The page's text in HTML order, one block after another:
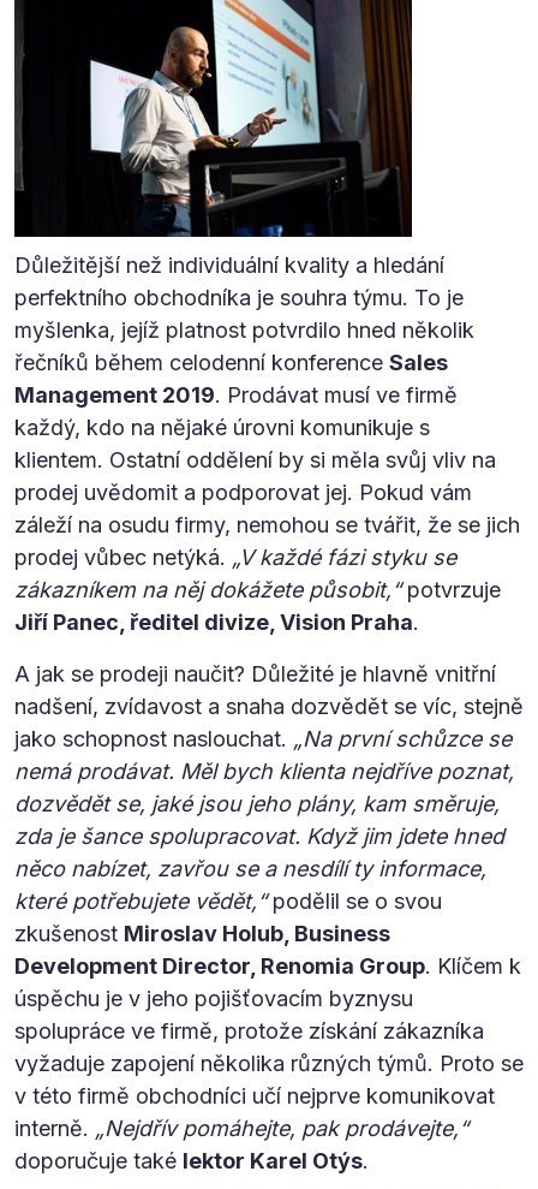
Důležitější než individuální kvality a hledání
perfektního obchodníka je souhra týmu. To je
myšlenka, jejíž platnost potvrdilo hned několik
řečníků během celodenní konference Sales
Management 2019. Prodávat musí ve firmě
každý, kdo na nějaké úrovni komunikuje s
klientem. Ostatní oddělení by si měla svůj vliv na
prodej uvědomit a podporovat jej. Pokud vám
záleží na osudu firmy, nemohou se tvářit, že se jich
prodej vůbec netýká. „V každé fázi styku se
zákazníkem na něj dokážete působit,“potvrzuje
Jiří Panec, ředitel divize, Vision Praha.
A jak se prodeji naučit? Důležité je hlavně vnitřní
nadšení, zvídavost a snaha dozvědět se víc, stejně
jako schopnost naslouchat. „Na první schůzce se
nemá prodávat. Měl bych klienta nejdříve poznat,
dozvědět se, jaké jsou jeho plány, kam směruje,
zda je šance spolupracovat. Když jim jdete hned
něco nabízet, zavřou se a nesdílí ty informace,
které potřebujete vědět,“podělil se o svou
zkušenost Miroslav Holub, Business
Development Director, Renomia Group. Klíčem k
úspěchu je v jeho pojišťovacím byznysu
spolupráce ve firmě, protože získání zákazníka
vyžaduje zapojení několika různých týmů. Proto se
v této firmě obchodníci učí nejprve komunikovat
interně. „Nejdřív pomáhejte, pak prodávejte,“
doporučuje také lektor Karel Otýs.